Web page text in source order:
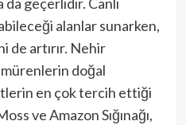
geçerlidir. Canlı
alanlar sunarken,
de artırır. Nehir
mürenlerin doğal
en çok tercih ettiği
ve Amazon Sığınağı,